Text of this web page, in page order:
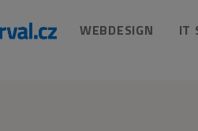
WEBDESIGN IT